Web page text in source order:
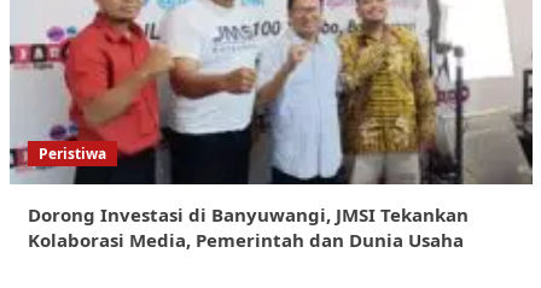
Peristiwa
Dorong Investasi di Banyuwangi, JMSI Tekankan
Kolaborasi Media, Pemerintah dan Dunia Usaha